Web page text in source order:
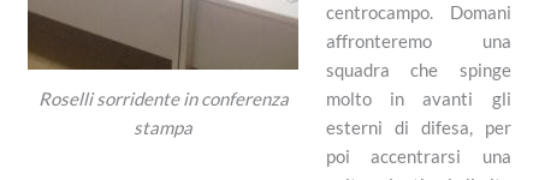
Roselli sorridente in conferenza
stampa
centrocampo. Domani
affronteremo una
squadra che spinge
molto in avanti gli
esterni di difesa, per
poi accentrarsi una